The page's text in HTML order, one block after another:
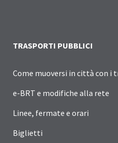
TRASPORTI PUBBLICI
Come muoversi in città con i
e-BRT e modifiche alla rete
Linee, fermate e orari
Biglietti